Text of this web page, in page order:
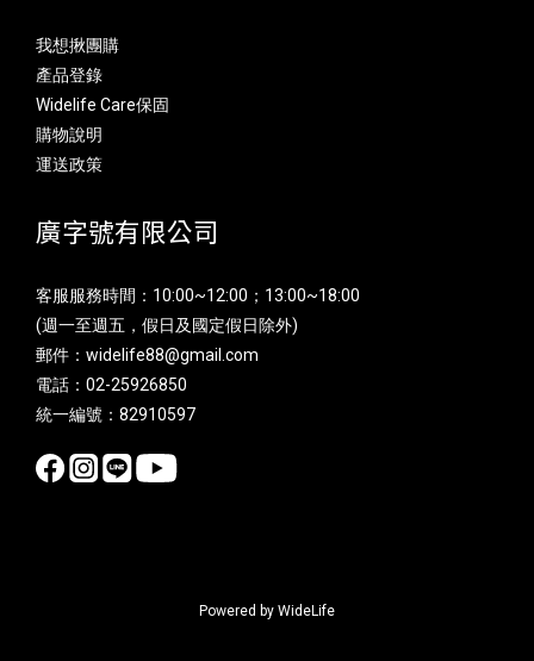
我想揪團購
產品登錄
Widelife Care保固
購物說明
運送政策
廣字號有限公司
客服服務時間：10:00~12:00；13:00~18:00
(週一至週五，假日及國定假日除外)
郵件：widelife88@gmail.com
電話：02-25926850
統一編號：82910597
Powered by WideLife